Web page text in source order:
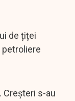
de țiței
petroliere
Creșteri s-au